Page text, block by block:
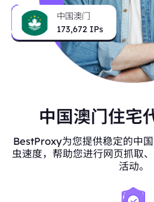
中国澳门
173,672 IPs
中国澳门住宅
BestProxy为您提供稳定的中
虫速度，帮助您进行网页抓取
活动。